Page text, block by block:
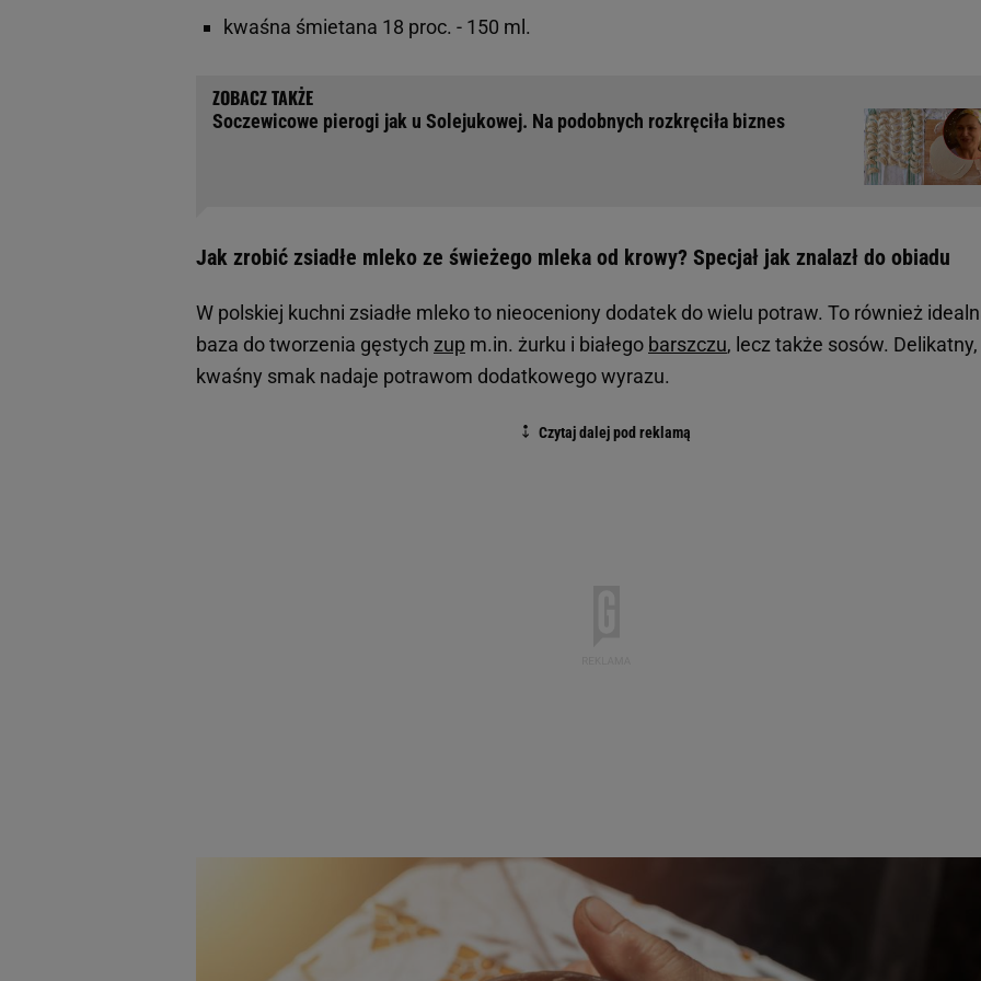
kwaśna śmietana 18 proc. - 150 ml.
Soczewicowe pierogi jak u Solejukowej. Na podobnych rozkręciła biznes
Jak zrobić zsiadłe mleko ze świeżego mleka od krowy? Specjał jak znalazł do obiadu
W polskiej kuchni zsiadłe mleko to nieoceniony dodatek do wielu potraw. To również
baza do tworzenia gęstych zup m.in. żurku i białego barszczu, lecz także sosów. Delikatny,
kwaśny smak nadaje potrawom dodatkowego wyrazu.